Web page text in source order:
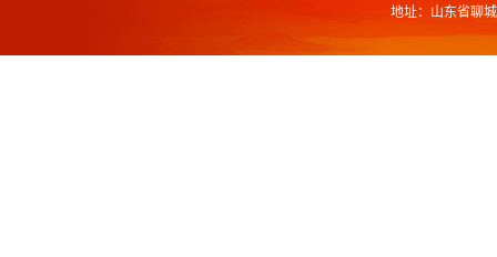
地址：山东省聊